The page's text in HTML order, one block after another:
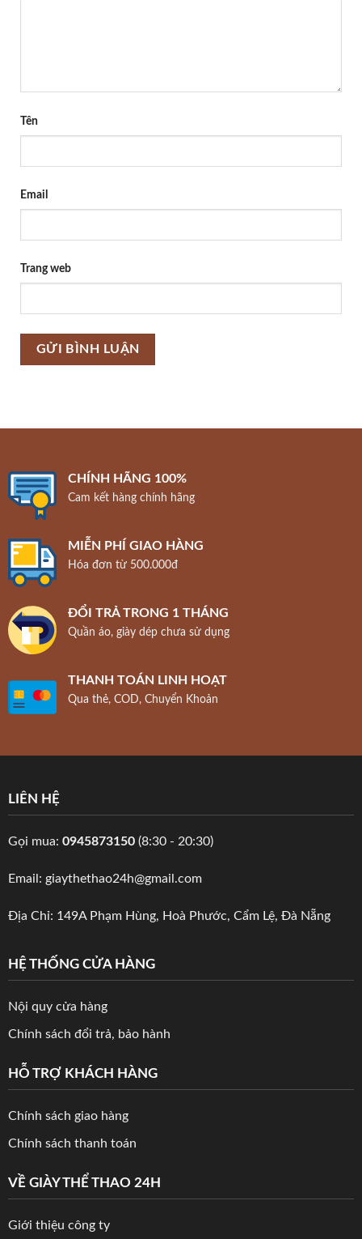
Tên
Email
Trang web
CHÍNH HÃNG 100%
Cam kết hàng chính hãng
MIỄN PHÍ GIAO HÀNG
Hóa đơn từ 500.000đ
ĐỔI TRẢ TRONG 1 THÁNG
Quần áo, giày dép chưa sử dụng
THANH TOÁN LINH HOẠT
Qua thẻ, COD, Chuyển Khoản
LIÊN HỆ
Gọi mua: 0945873150(8:30 - 20:30)
Email: giaythethao24h@gmail.com
Địa Chỉ: 149A Phạm Hùng, Hoà Phước, Cẩm Lệ, Đà Nẵng
HỆ THỐNG CỬA HÀNG
Nội quy cửa hàng
Chính sách đổi trả, bảo hành
HỖ TRỢ KHÁCH HÀNG
Chính sách giao hàng
Chính sách thanh toán
VỀ GIÀY THỂ THAO 24H
Giới thiệu công ty